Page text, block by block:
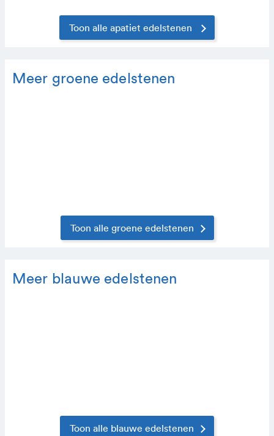
Toon alle apatiet edelstenen
Meer groene edelstenen
Toon alle groene edelstenen
Meer blauwe edelstenen
Toon alle blauwe edelstenen